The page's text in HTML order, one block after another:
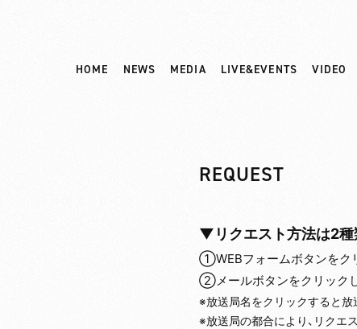
HOME NEWS MEDIA LIVE&EVENTS VIDEO
REQUEST
▼リクエスト方法は2
①WEBフォームボタンをク
②メールボタンをクリック
※放送局名をクリックすると放
※放送局の都合により、リクエ